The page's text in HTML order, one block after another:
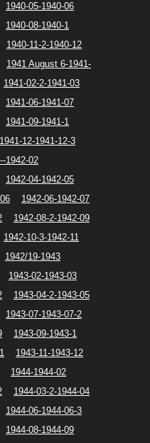
1940-05-1940-06
1940-08-1940-1
1940-11-2-1940-12
1941 August 6-1941-
1941-02-2-1941-03
1941-06-1941-07
1941-09-1941-1
1941-12-1941-12-3
1942-02
1942-04-1942-05
1942-06-1942-07
1942-08-2-1942-09
1942-10-3-1942-11
1942/19-1943
1943-02-1943-03
1943-04-2-1943-05
1943-07-1943-07-2
1943-09-1943-1
1943-11-1943-12
1944-1944-02
1944-03-2-1944-04
1944-06-1944-06-3
1944-08-1944-09